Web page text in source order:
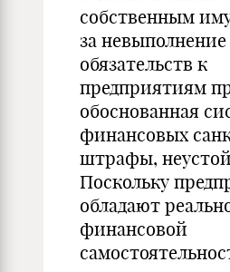
собственным
за невыполнение
обязательств к
предприятиям
обоснованная
финансовых
штрафы,
Поскольку
обладают
финансовой